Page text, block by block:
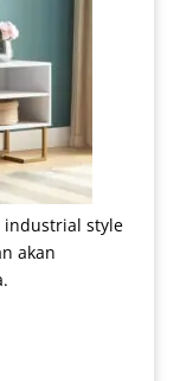
style
akan